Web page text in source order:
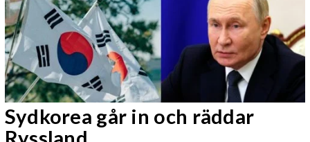
Sydkorea går in och räddar